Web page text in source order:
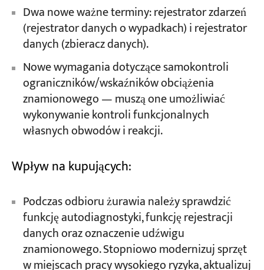
Dwa nowe ważne terminy: rejestrator zdarzeń
(rejestrator danych o wypadkach) i rejestrator
danych (zbieracz danych).
Nowe wymagania dotyczące samokontroli
ograniczników/wskaźników obciążenia
znamionowego — muszą one umożliwiać
wykonywanie kontroli funkcjonalnych
własnych obwodów i reakcji.
Wpływ na kupujących:
Podczas odbioru żurawia należy sprawdzić
funkcję autodiagnostyki, funkcję rejestracji
danych oraz oznaczenie udźwigu
znamionowego. Stopniowo modernizuj sprzęt
w miejscach pracy wysokiego ryzyka, aktualizuj